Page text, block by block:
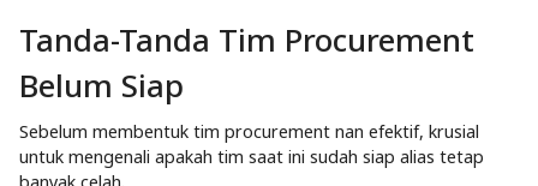
Tanda-Tanda Tim Procurement
Belum Siap
Sebelum membentuk tim procurement nan efektif, krusial
untuk mengenali apakah tim saat ini sudah siap alias tetap